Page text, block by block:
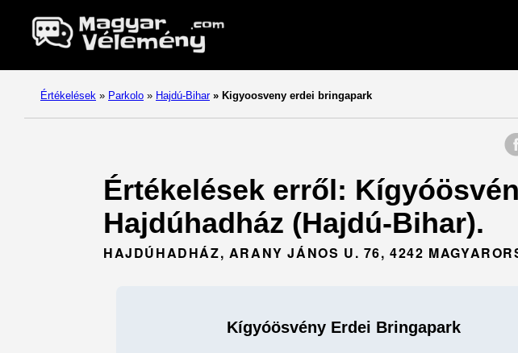
Értékelések » Parkolo » Hajdú-Bihar » Kigyoosveny erdei bringapark
Értékelések erről:
Hajdúhadház (Hajdú-Bihar).
HAJDÚHADHÁZ, ARANY JÁNOS U. 76, 4242
Kígyóösvény Erdei Bringapark